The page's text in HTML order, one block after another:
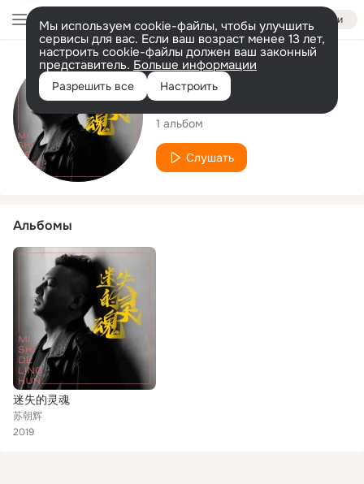
Войти
Мы используем cookie-файлы, чтобы улучшить
сервисы для вас. Если ваш возраст менее 13 лет,
настроить cookie-файлы должен ваш законный
представитель. Больше информации
Разрешить все Настроить
Исполнитель
苏朝辉
1 альбом
Слушать
Альбомы
迷失的灵魂
苏朝辉
2019